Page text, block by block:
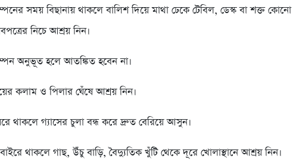
সময় বিছানায় থাকলে বালিশ দিয়ে মাথা ঢেকে টেবিল, ডেস্ক বা শক্ত কোনো
নিচে আশ্রয় নিন।
অনুভূত হলে আতঙ্কিত হবেন না।
কলাম ও পিলার ঘেঁষে আশ্রয় নিন।
ঘরে থাকলে গ্যাসের চুলা বন্ধ করে দ্রুত বেরিয়ে আসুন।
থাকলে গাছ, উঁচু বাড়ি, বৈদ্যুতিক খুঁটি থেকে দূরে খোলাস্থানে আশ্রয় নিন।